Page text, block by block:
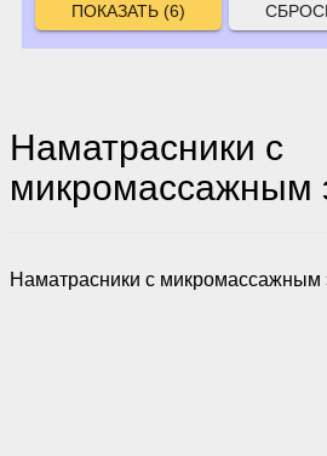
Наматрасники с
микромассажным
Наматрасники с